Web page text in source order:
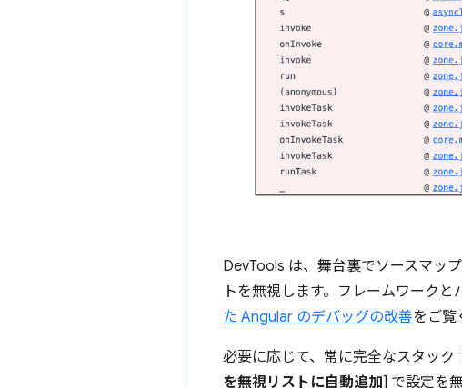
DevTools は、舞台裏でソースマッ
トを無視します。フレームワーク
た Angular のデバッグの改善をご覧
必要に応じて、常に完全なスタッ
を無視リストに自動追加] で設定を